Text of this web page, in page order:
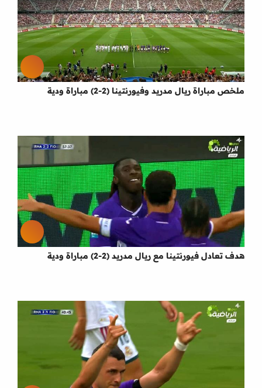
ملخص مباراة ريال مدريد وفيورنتينا (2-2) مباراة ودية
هدف تعادل فيورنتينا مع ريال مدريد (2-2) مباراة ودية